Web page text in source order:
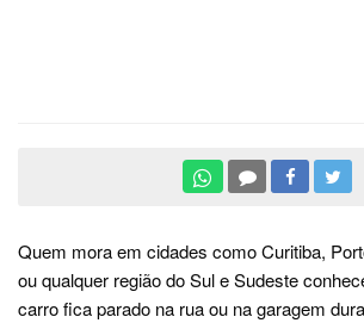
Quem mora em cidades como Curitiba,
ou qualquer região do Sul e Sudeste
carro fica parado na rua ou na garagem